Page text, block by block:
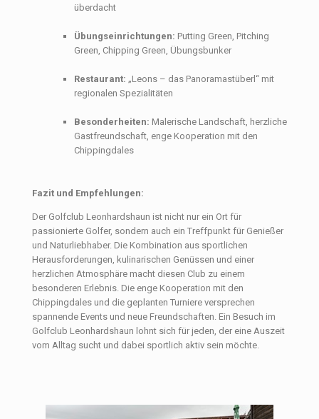
überdacht
Übungseinrichtungen: Putting Green, Pitching
Green, Chipping Green, Übungsbunker
Restaurant: „Leons – das Panoramastüberl“ mit
regionalen Spezialitäten
Besonderheiten: Malerische Landschaft, herzliche
Gastfreundschaft, enge Kooperation mit den
Chippingdales
Fazit und Empfehlungen:
Der Golfclub Leonhardshaun ist nicht nur ein Ort für
passionierte Golfer, sondern auch ein Treffpunkt für Genießer
und Naturliebhaber. Die Kombination aus sportlichen
Herausforderungen, kulinarischen Genüssen und einer
herzlichen Atmosphäre macht diesen Club zu einem
besonderen Erlebnis. Die enge Kooperation mit den
Chippingdales und die geplanten Turniere versprechen
spannende Events und neue Freundschaften. Ein Besuch im
Golfclub Leonhardshaun lohnt sich für jeden, der eine Auszeit
vom Alltag sucht und dabei sportlich aktiv sein möchte.